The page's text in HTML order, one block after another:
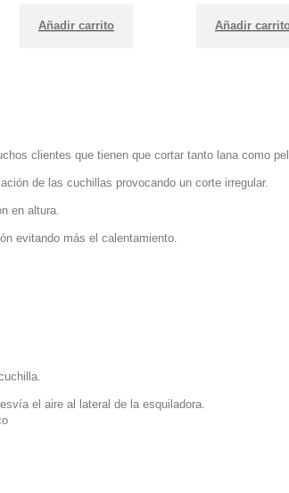
Añadir carrito Añadir
clientes que tienen que cortar tanto lana como
de las cuchillas provocando un corte irregular.
en altura.
evitando más el calentamiento.
el aire al lateral de la esquiladora.